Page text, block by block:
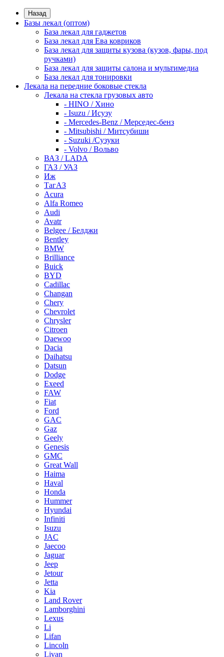
Назад
Базы лекал (оптом)
База лекал для гаджетов
База лекал для Ева ковриков
База лекал для защиты кузова (кузов, фары, под
ручками)
База лекал для защиты салона и мультимедиа
База лекал для тонировки
Лекала на передние боковые стекла
Лекала на стекла грузовых авто
- HINO / Хино
- Isuzu / Исузу
- Mercedes-Benz / Мерседес-бенз
- Mitsubishi / Митсубиши
- Suzuki /Сузуки
- Volvo / Вольво
ВАЗ / LADA
ГАЗ / УАЗ
Иж
ТагАЗ
Acura
Alfa Romeo
Audi
Avatr
Belgee / Белджи
Bentley
BMW
Brilliance
Buick
BYD
Cadillac
Changan
Chery
Chevrolet
Chrysler
Citroen
Daewoo
Dacia
Daihatsu
Datsun
Dodge
Exeed
FAW
Fiat
Ford
GAC
Gaz
Geely
Genesis
GMC
Great Wall
Haima
Haval
Honda
Hummer
Hyundai
Infiniti
Isuzu
JAC
Jaecoo
Jaguar
Jeep
Jetour
Jetta
Kia
Land Rover
Lamborghini
Lexus
Li
Lifan
Lincoln
Livan